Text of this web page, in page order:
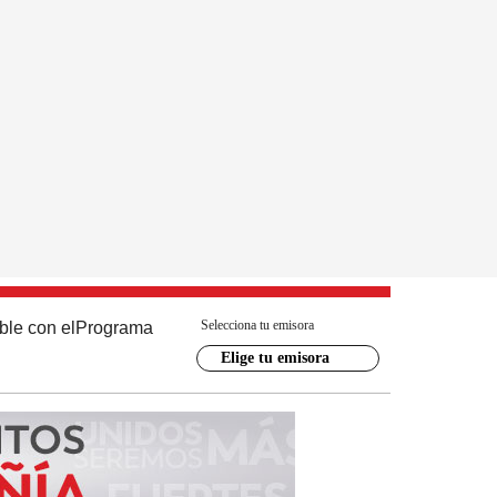
con el Programa Selecciona tu emisora
Elige tu emisora